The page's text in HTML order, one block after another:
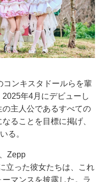
コンキスタドールらを輩
年4月にデビューし
主人公であるすべての
ることを目標に掲げ、
る。
Zepp
立った彼女たちは、これ
マンスを披露した。ラ